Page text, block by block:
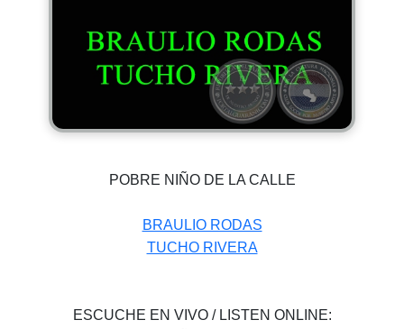
POBRE NIÑO DE LA CALLE
BRAULIO RODAS
TUCHO RIVERA
ESCUCHE EN VIVO / LISTEN ONLINE: